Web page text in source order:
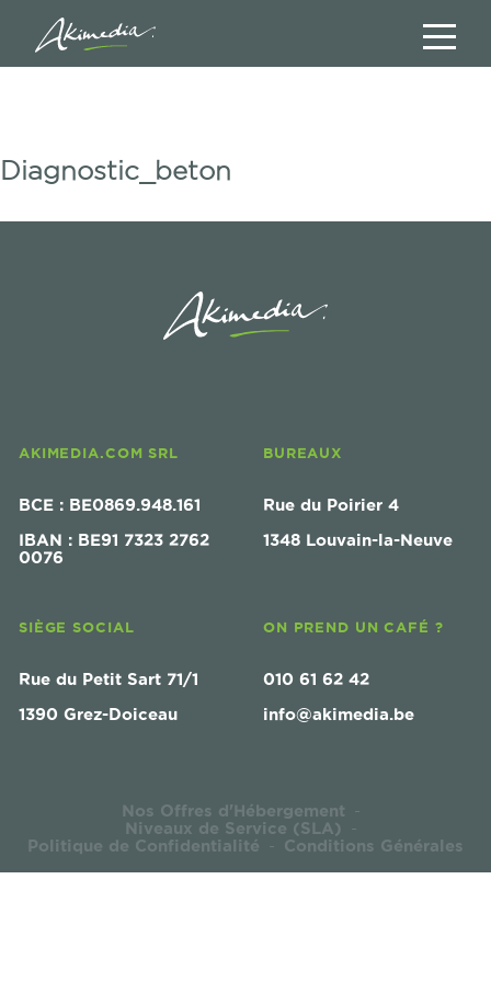
Diagnostic_beton
AKIMEDIA.COM SRL
BCE : BE0869.948.161
IBAN : BE91 7323 2762
0076
BUREAUX
Rue du Poirier 4
1348 Louvain-la-Neuve
SIÈGE SOCIAL
Rue du Petit Sart 71/1
1390 Grez-Doiceau
ON PREND UN CAFÉ ?
010 61 62 42
info@akimedia.be
Nos Offres d'Hébergement -
Niveaux de Service (SLA) -
Politique de Confidentialité - Conditions Générales